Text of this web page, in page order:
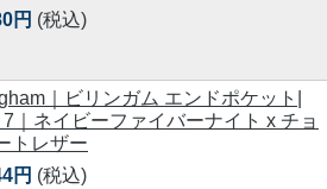
円 (税込)
｜ビリンガム エンドポケット|
｜ネイビーファイバーナイト x チョ
トレザー
円 (税込)